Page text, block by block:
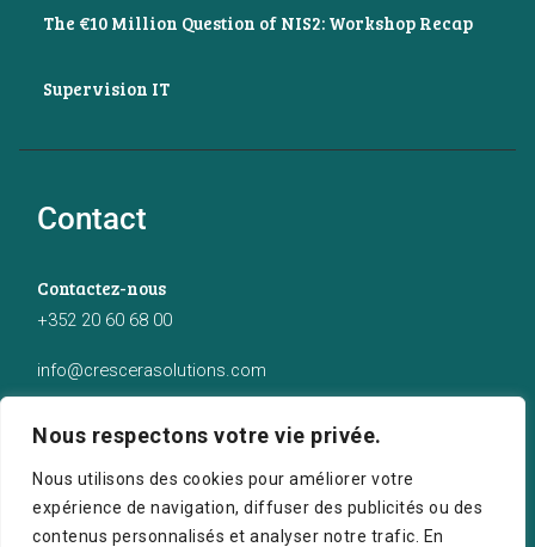
Nous respectons votre vie privée.
Nous utilisons des cookies pour améliorer votre
expérience de navigation, diffuser des publicités ou des
contenus personnalisés et analyser notre trafic. En
The €10 Million Question of NIS2: Workshop Recap
Supervision IT
Contact
Contactez-nous
+352 20 60 68 00
info@crescerasolutions.com
50 route d’Esch (2ème étage), Luxembourg